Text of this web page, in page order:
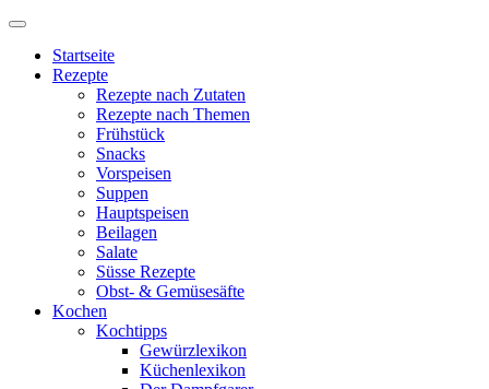
Startseite
Rezepte
Rezepte nach Zutaten
Rezepte nach Themen
Frühstück
Snacks
Vorspeisen
Suppen
Hauptspeisen
Beilagen
Salate
Süsse Rezepte
Obst- & Gemüsesäfte
Kochen
Kochtipps
Gewürzlexikon
Küchenlexikon